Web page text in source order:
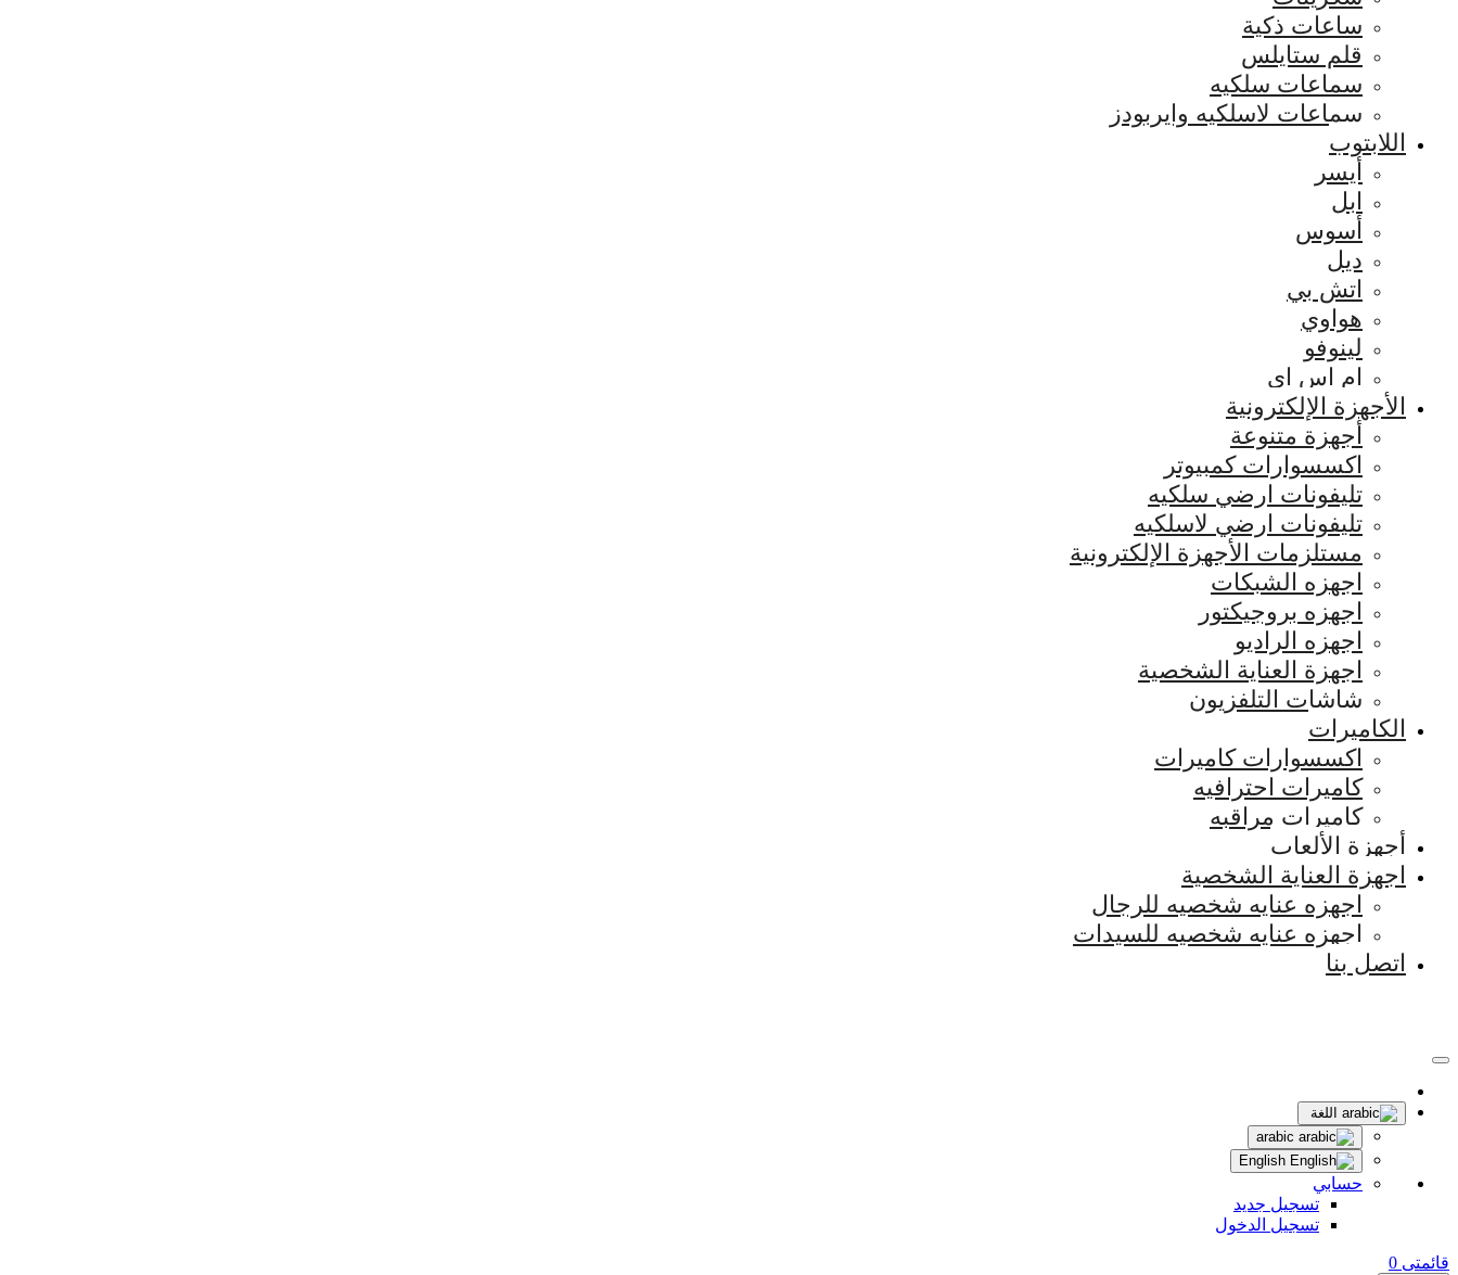
ساعات ذكية
قلم ستايلس
سماعات سلكيه
سماعات لاسلكيه وايربودز
اللابتوب
أيسر
ابل
أسوس
ديل
اتش بي
هواوي
لينوفو
ام اس اي
الأجهزة الإلكترونية
أجهزة متنوعة
اكسسوارات كمبيوتر
تليفونات ارضي سلكيه
تليفونات ارضي لاسلكيه
مستلزمات الأجهزة الإلكترونية
اجهزه الشبكات
اجهزه بروجيكتور
اجهزه الراديو
اجهزة العناية الشخصية
شاشات التلفزيون
الكاميرات
اكسسوارات كاميرات
كاميرات احترافيه
كاميرات مراقبه
أجهزة الألعاب
اجهزة العناية الشخصية
اجهزه عنايه شخصيه للرجال
اجهزه عنايه شخصيه للسيدات
اتصل بنا
اللغة
حسابي
تسجيل جديد
تسجيل الدخول
قائمتى 0